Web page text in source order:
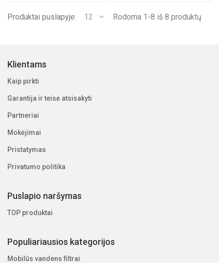
Produktai puslapyje: 12 Rodoma 1-8 iš 8 produktų
Klientams
Kaip pirkti
Garantija ir teisė atsisakyti
Partneriai
Mokėjimai
Pristatymas
Privatumo politika
Puslapio naršymas
TOP produktai
Populiariausios kategorijos
Mobilūs vandens filtrai